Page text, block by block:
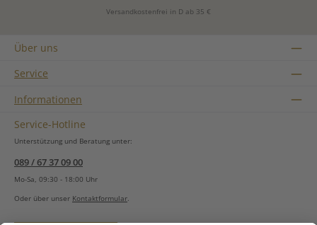
Versandkostenfrei in D ab 35 €
Über uns
Service
Informationen
Service-Hotline
Unterstützung und Beratung unter:
089 / 67 37 09 00
Mo-Sa, 09:30 - 18:00 Uhr
Oder über unser Kontaktformular.